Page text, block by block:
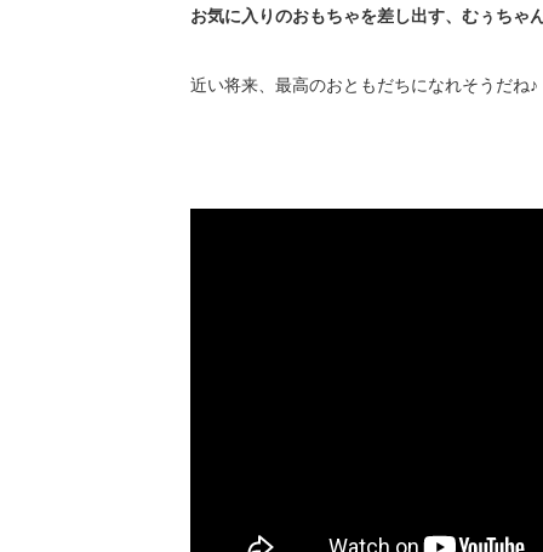
お気に入りのおもちゃを差し出す、むぅちゃ
近い将来、最高のおともだちになれそうだね♪